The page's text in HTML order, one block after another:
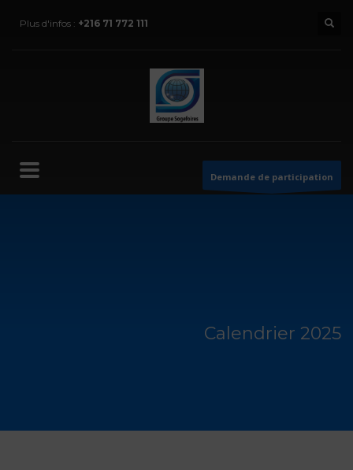
Plus d'infos : +216 71 772 111
Demande de participation
Calendrier 2025